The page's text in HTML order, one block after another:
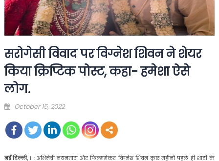
सरोगेसी विवाद पर विग्नेश शिवन ने शेयर
किया क्रिप्टिक पोस्ट, कहा- हमेशा ऐसे
लोग.
Posted
October 15, 2022
नई दिल्ली, । : अभिनेत्री नयनतारा और फिल्ममेकर विग्नेश शिवन कुछ महीनों पहले ही शादी के